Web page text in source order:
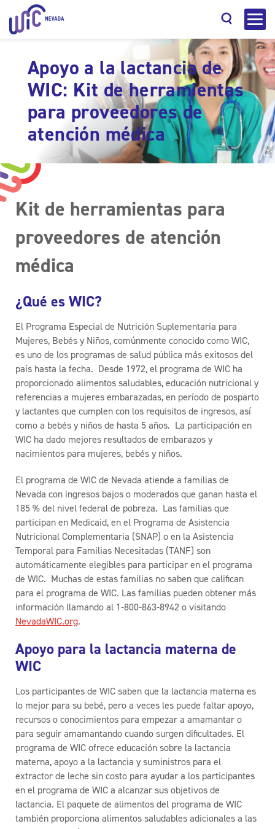
Buscar
Apoyo a la lactancia de
WIC: Kit de herramientas
para proveedores de
atención médica
Kit de herramientas para
proveedores de atención
médica
¿Qué es WIC?
El Programa Especial de Nutrición Suplementaria para
Mujeres, Bebés y Niños, comúnmente conocido como WIC,
es uno de los programas de salud pública más exitosos del
país hasta la fecha. Desde 1972, el programa de WIC ha
proporcionado alimentos saludables, educación nutricional y
referencias a mujeres embarazadas, en período de posparto
y lactantes que cumplen con los requisitos de ingresos, así
como a bebés y niños de hasta 5 años. La participación en
WIC ha dado mejores resultados de embarazos y
nacimientos para mujeres, bebés y niños.
El programa de WIC de Nevada atiende a familias de
Nevada con ingresos bajos o moderados que ganan hasta el
185 % del nivel federal de pobreza. Las familias que
participan en Medicaid, en el Programa de Asistencia
Nutricional Complementaria (SNAP) o en la Asistencia
Temporal para Familias Necesitadas (TANF) son
automáticamente elegibles para participar en el programa
de WIC. Muchas de estas familias no saben que califican
para el programa de WIC. Las familias pueden obtener más
información llamando al 1-800-863-8942 o visitando
NevadaWIC.org.
Apoyo para la lactancia materna de
WIC
Los participantes de WIC saben que la lactancia materna es
lo mejor para su bebé, pero a veces les puede faltar apoyo,
recursos o conocimientos para empezar a amamantar o
para seguir amamantando cuando surgen dificultades. El
programa de WIC ofrece educación sobre la lactancia
materna, apoyo a la lactancia y suministros para el
extractor de leche sin costo para ayudar a los participantes
en el programa de WIC a alcanzar sus objetivos de
lactancia. El paquete de alimentos del programa de WIC
también proporciona alimentos saludables adicionales a las